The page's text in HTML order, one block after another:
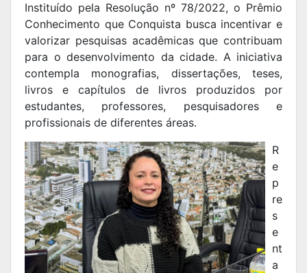
Instituído pela Resolução nº 78/2022, o Prêmio
Conhecimento que Conquista busca incentivar e
valorizar pesquisas acadêmicas que contribuam
para o desenvolvimento da cidade. A iniciativa
contempla monografias, dissertações, teses,
livros e capítulos de livros produzidos por
estudantes, professores, pesquisadores e
profissionais de diferentes áreas.
R
e
p
re
s
e
nt
a